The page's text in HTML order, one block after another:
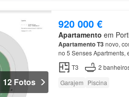
12 Fotos
920 000 €
Apartamento em
ApartamentoT3novo,
no 5 Senses Apartments,
T3
2
Garajem Piscina